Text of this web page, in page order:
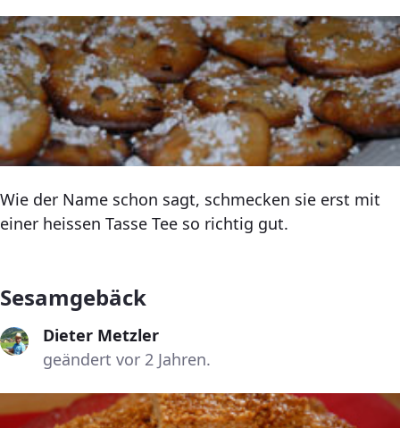
Wie der Name schon sagt, schmecken sie erst mit
einer heissen Tasse Tee so richtig gut.
Sesamgebäck
Dieter Metzler
geändert vor 2 Jahren.